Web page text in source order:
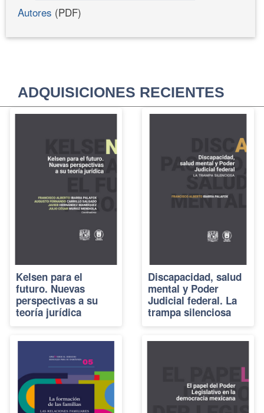
Autores (PDF)
ADQUISICIONES RECIENTES
Kelsen para el
futuro. Nuevas
perspectivas a su
teoría jurídica
Discapacidad, salud
mental y Poder
Judicial federal. La
trampa silenciosa